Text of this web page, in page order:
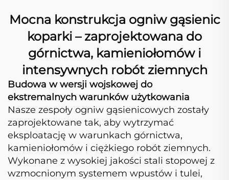
Mocna konstrukcja ogniw gąsienic
koparki – zaprojektowana do
górnictwa, kamieniołomów i
intensywnych robót ziemnych
Budowa w wersji wojskowej do
ekstremalnych warunków użytkowania
Nasze zespoły ogniw gąsienicowych zostały
zaprojektowane tak, aby wytrzymać
eksploatację w warunkach górnictwa,
kamieniołomów i ciężkiego robót ziemnych.
Wykonane z wysokiej jakości stali stopowej z
wzmocnionym systemem wpustów i tulei,